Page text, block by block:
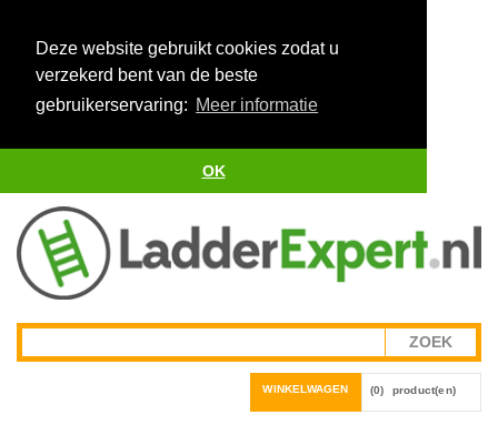
Deze website gebruikt cookies zodat u
verzekerd bent van de beste
gebruikerservaring: Meer informatie
OK
WINKELWAGEN (0) product(en)